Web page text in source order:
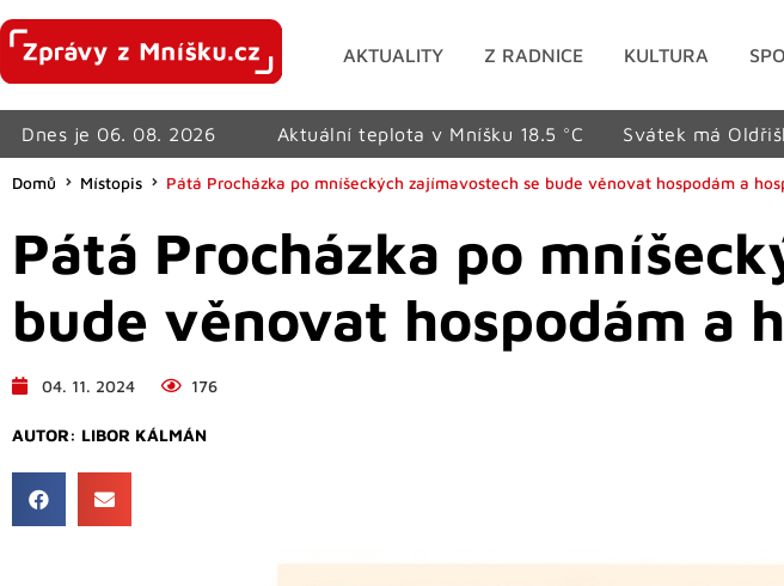
AKTUALITY Z RADNICE KULTURA
Dnes je 06. 08. 2026 Aktuální teplota v Mníšku 18.5 °C Svátek má
Domů Místopis Pátá Procházka po mníšeckých zajímavostech se bude věnovat hospodám a
Pátá Procházka po
bude věnovat hospodám a
04. 11. 2024 176
AUTOR: LIBOR KÁLMÁN